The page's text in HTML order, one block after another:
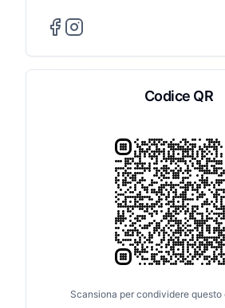
Codice QR
Scansiona per condividere